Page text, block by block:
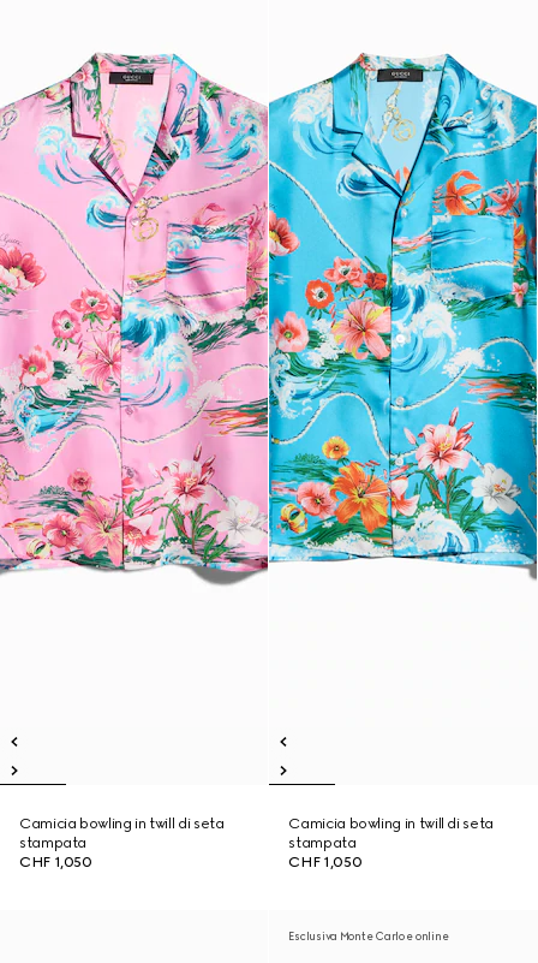
Camicia bowling in twill di seta
stampata
CHF 1,050
Camicia bowling in twill di seta
stampata
CHF 1,050
Esclusiva Monte Carlo e online